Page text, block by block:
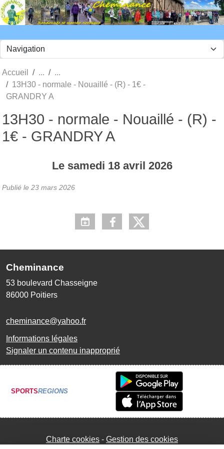
Accueil
13H30 - normale - Nouaillé - (R) - 1€ -
GRANDRY A
13H30 - normale - Nouaillé - (R) -
1€ - GRANDRY A
Le samedi 18 avril 2026
Publié le 23 mars 2026
Cheminance
53 boulevard Chasseigne
86000 Poitiers
cheminance@yahoo.fr
Informations légales
Signaler un contenu inapproprié
SPORTSREGIONS
Charte cookies Gestion des cookies
Panneau de gestion des cookies